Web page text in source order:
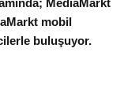
MediaMarkt
mobil
buluşuyor.